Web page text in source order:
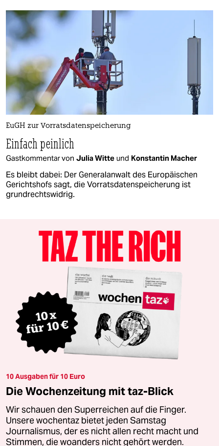
EuGH zur Vorratsdatenspeicherung
Einfach peinlich
Gastkommentar von Julia Witte und Konstantin Macher
Es bleibt dabei: Der Generalanwalt des Europäischen
Gerichtshofs sagt, die Vorratsdatenspeicherung ist
grundrechtswidrig.
10 Ausgaben für 10 Euro
Die Wochenzeitung mit taz-Blick
Wir schauen den Superreichen auf die Finger.
Unsere wochentaz bietet jeden Samstag
Journalismus, der es nicht allen recht macht und
Stimmen, die woanders nicht gehört werden.